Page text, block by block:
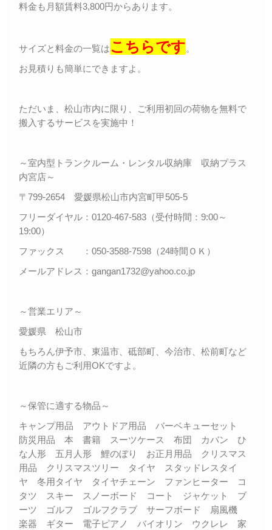
料金も月額賃料3,800円からあります。
サイズと料金の一覧はこちらです。
お見積りも簡単にできますよ。
ただいま、松山市内に限り、ご利用初回の荷物を無料で
搬入するサービスを実施中！
～室内型トランクルーム・レンタル収納庫 収納プラス
内宮店～
〒799-2654 愛媛県松山市内宮町甲505-5
フリーダイヤル：0120-467-583（受付時間：9:00～
19:00）
ファックス ：050-3588-7598（24時間ＯＫ）
メールアドレス：gangan1732@yahoo.co.jp
～営業エリア～
愛媛県 松山市
もちろん伊予市、東温市、砥部町、今治市、松前町など
近隣の方もご利用OKですよ。
～保管に適する物品～
キャンプ用品 アウトドア用品 バーベキューセット
防災用品 本 書籍 スーツケース 布団 カバン ひ
な人形 五月人形 鯉のぼり お正月用品 クリスマス
用品 クリスマスツリー タイヤ スタッドレスタイ
ヤ 冬用タイヤ タイヤチェーン ファンヒーター コ
タツ スキー スノーボード コート ジャケット ブ
ーツ ゴルフ ゴルフクラブ サーフボード 扇風機
楽器 ギター 電子ピアノ バイオリン ウクレレ 家